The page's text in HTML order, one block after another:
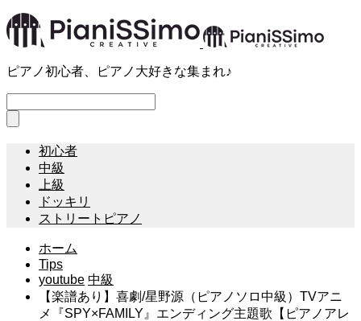
ピアノ初心者、ピアノ大好きな集まれ♪
初心者
中級
上級
ドッキリ
ストリートピアノ
ホーム
Tips
youtube 中級
【楽譜あり】喜劇/星野源（ピアノソロ中級）TVアニ
メ『SPY×FAMILY』エンディング主題歌【ピアノアレ